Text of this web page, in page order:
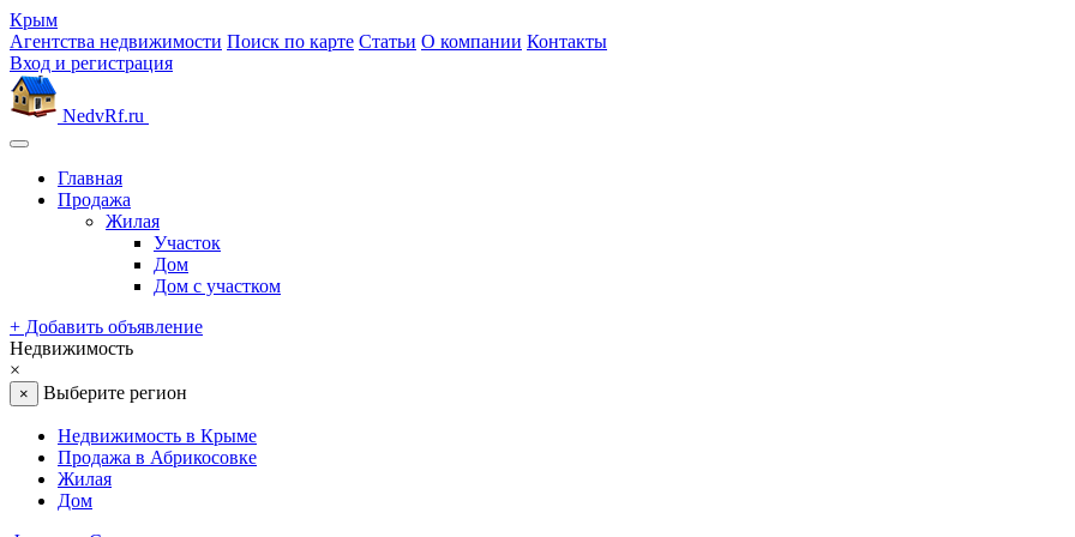
Крым
Агентства недвижимости Поиск по карте Статьи О компании Контакты
Вход и регистрация
NedvRf.ru
Главная
Продажа
Жилая
Участок
Дом
Дом с участком
+ Добавить объявление
Недвижимость
×
× Выберите регион
Недвижимость в Крыме
Продажа в Абрикосовке
Жилая
Дом